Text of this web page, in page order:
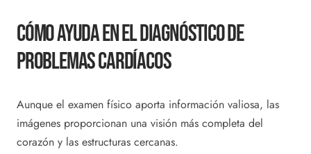
Cómo Ayuda En El Diagnóstico De
Problemas Cardíacos
Aunque el examen físico aporta información valiosa, las
imágenes proporcionan una visión más completa del
corazón y las estructuras cercanas.